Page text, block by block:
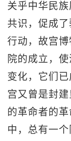
关乎中华民
共识，促成
行动，故宫
院的成立，
变化，它们
宫又曾是封
的革命者的
中，总有一